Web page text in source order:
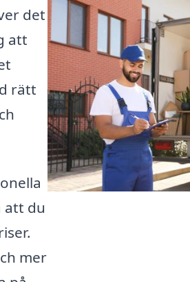
det
att
rätt
att du
mer